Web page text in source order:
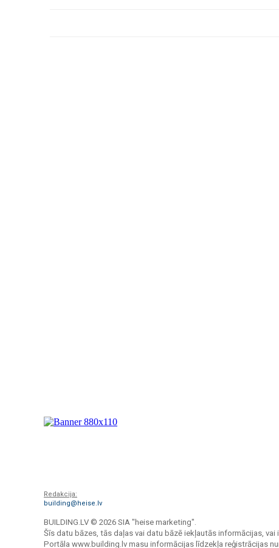
Redakcija:
building@heise.lv
BUILDING.LV © 2026 SIA "heise marketing".
Šīs datu bāzes, tās daļas vai datu bāzē iekļautās informācijas,
Portāla www.building.lv masu informācijas līdzekļa reģistrācijas